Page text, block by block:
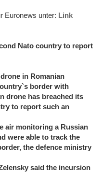
Euronews unter: Link
Nato country to report
in Romanian
border with
drone has breached its
to report such an
air monitoring a Russian
were able to track the
the defence ministry
said the incursion